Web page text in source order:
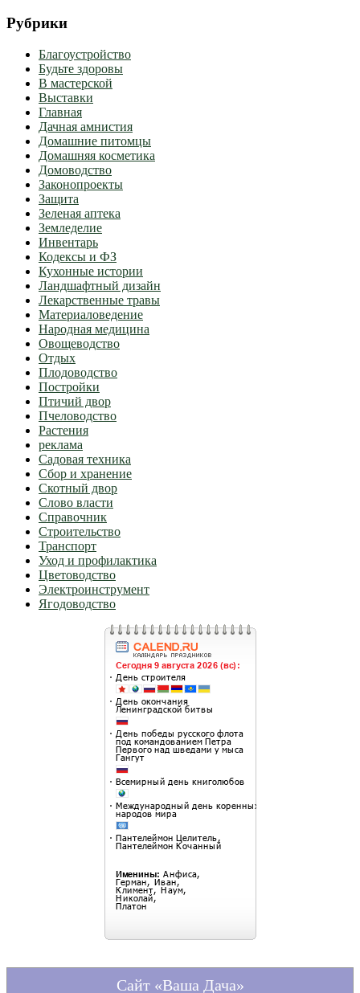
Рубрики
Благоустройство
Будьте здоровы
В мастерской
Выставки
Главная
Дачная амнистия
Домашние питомцы
Домашняя косметика
Домоводство
Законопроекты
Защита
Зеленая аптека
Земледелие
Инвентарь
Кодексы и ФЗ
Кухонные истории
Ландшафтный дизайн
Лекарственные травы
Материаловедение
Народная медицина
Овощеводство
Отдых
Плодоводство
Постройки
Птичий двор
Пчеловодство
Растения
реклама
Садовая техника
Сбор и хранение
Скотный двор
Слово власти
Справочник
Строительство
Транспорт
Уход и профилактика
Цветоводство
Электроинструмент
Ягодоводство
Сайт «Ваша Дача»